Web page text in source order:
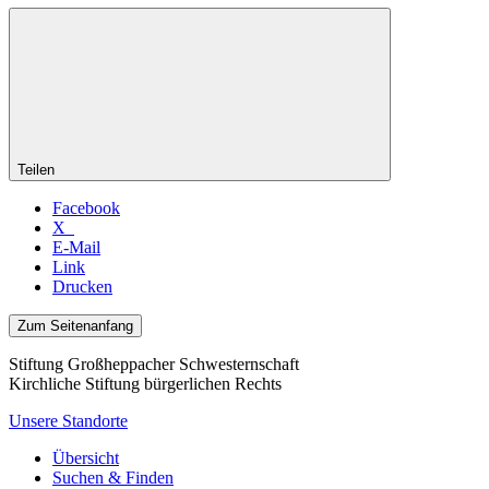
Teilen
Facebook
X
E-Mail
Link
Drucken
Zum Seitenanfang
Stiftung Großheppacher Schwesternschaft
Kirchliche Stiftung bürgerlichen Rechts
Unsere Standorte
Übersicht
Suchen & Finden